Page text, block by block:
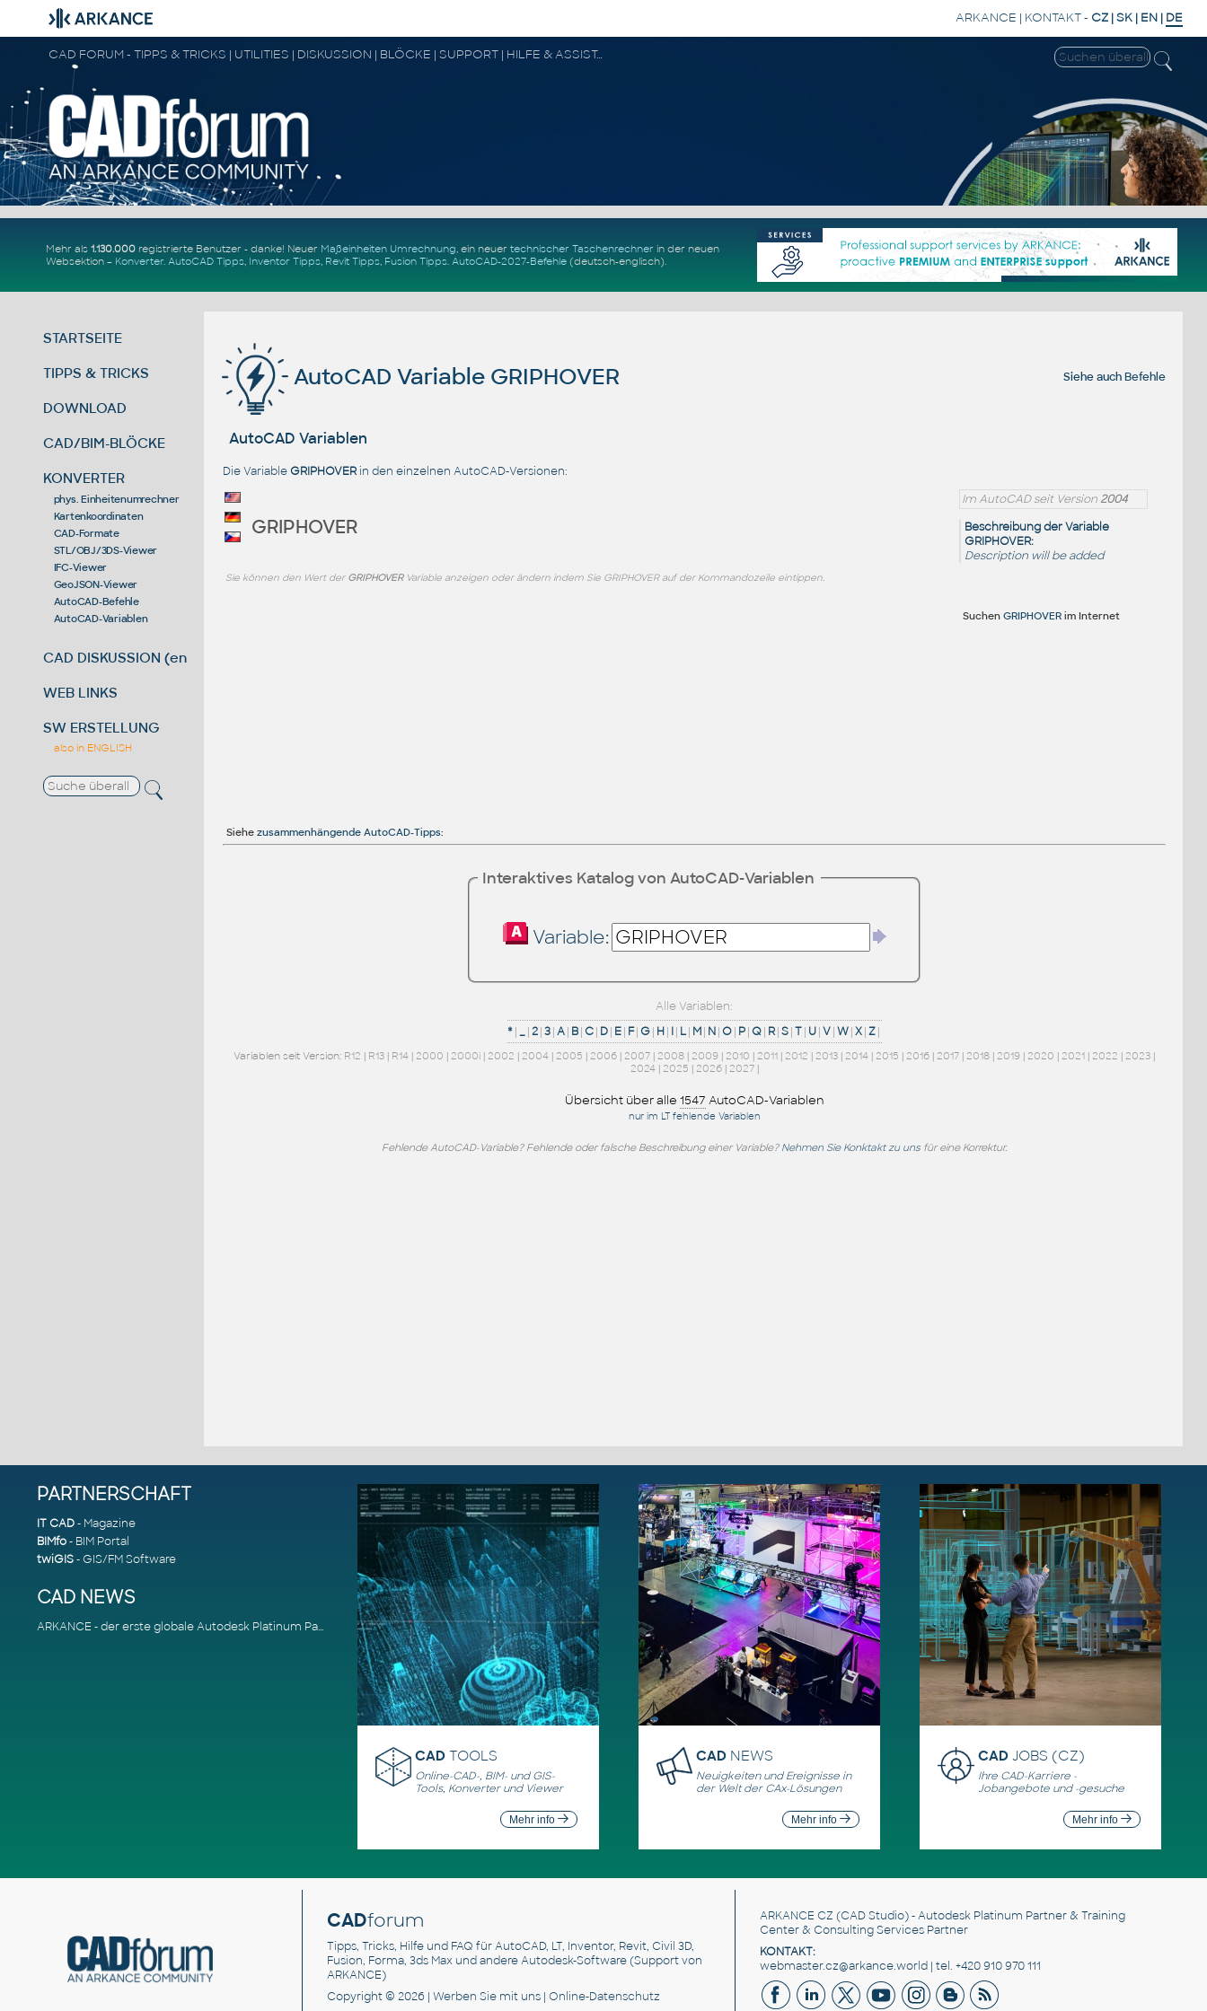
ARKANCE | KONTAKT- CZ |SK | EN | DE
CAD FORUM - TIPPS & TRICKS | UTILITIES | DISKUSSION | BLÖCKE | SUPPORT | HILFE & ASSISTANCE
Mehr als 1.130.000registrierte Benutzer - danke! Neuer Maßeinheiten Umrechnung, ein neuer technischer Taschenrechner in der neuen
Websektion – Konverter. AutoCAD Tipps, Inventor Tipps, Revit Tipps, Fusion Tipps. AutoCAD-2027-Befehle(deutsch-englisch).
STARTSEITE
TIPPS & TRICKS
DOWNLOAD
CAD/BIM-BLÖCKE
KONVERTER
phys. Einheitenumrechner
Kartenkoordinaten
CAD-Formate
STL/OBJ/3DS-Viewer
IFC-Viewer
GeoJSON-Viewer
AutoCAD-Befehle
AutoCAD-Variablen
CAD DISKUSSION (en)
WEB LINKS
SW ERSTELLUNG
also in ENGLISH
Siehe auchBefehle
AutoCAD Variable GRIPHOVER
AutoCAD Variablen
Die VariableGRIPHOVERin den einzelnen AutoCAD-Versionen:
Im AutoCAD seit Version 2004
Beschreibung der Variable
GRIPHOVER:
Description will be added
SuchenGRIPHOVER im Internet
GRIPHOVER
Sie können den Wert der GRIPHOVERVariable anzeigen oder ändern indem Sie GRIPHOVER auf der Kommandozeile eintippen.
Siehe zusammenhängende AutoCAD-Tipps:
Interaktives Katalog von AutoCAD-Variablen
Variable:
Alle Variablen:
* | _ |2 |3 |A | B |C | D | E | F |G | H | I | L | M | N |O | P |Q | R |S |T | U |V |W |X |Z |
Variablen seit Version: R12 | R13 | R14 | 2000 | 2000i | 2002 | 2004 | 2005 | 2006 | 2007 | 2008 | 2009 | 2010 | 2011 | 2012 | 2013 | 2014 | 2015 | 2016 | 2017 | 2018 | 2019 | 2020 | 2021 | 2022 | 2023 |
2024| 2025 | 2026| 2027|
Übersicht über alle 1547 AutoCAD-Variablen
nur im LT fehlende Variablen
Fehlende AutoCAD-Variable? Fehlende oder falsche Beschreibung einer Variable? Nehmen Sie Konktakt zu uns für eine Korrektur.
PARTNERSCHAFT
IT CAD- Magazine
BIMfo- BIM Portal
twiGIS- GIS/FM Software
CAD NEWS
ARKANCE - der erste globale Autodesk Platinum Partner
CAD TOOLS
Online-CAD-, BIM- und GIS-
Tools, Konverter und Viewer
Mehr info
CAD NEWS
Neuigkeiten und Ereignisse in
der Welt der CAx-Lösungen
Mehr info
CADJOBS (CZ)
Ihre CAD-Karriere -
Jobangebote und -gesuche
Mehr info
CADforum
Tipps, Tricks, Hilfe und FAQ für AutoCAD, LT, Inventor, Revit, Civil 3D,
Fusion, Forma, 3ds Max und andere Autodesk-Software (Support von
ARKANCE)
Copyright © 2026 | Werben Siemit uns | Online-Datenschutz
ARKANCE CZ (CAD Studio) - Autodesk Platinum Partner & Training
Center & Consulting Services Partner
KONTAKT:
webmaster.cz@arkance.world | tel. +420 910 970 111